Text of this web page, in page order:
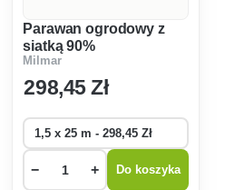
Parawan ogrodowy z
siatką 90%
Milmar
298,45 Zł
− + Do koszyka